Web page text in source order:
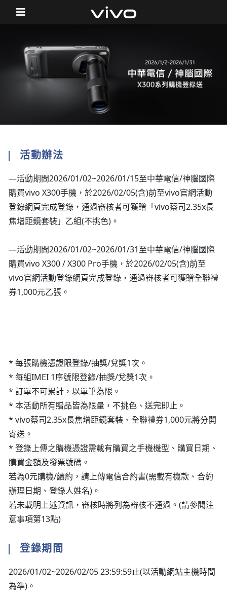
活動辦法
—活動期間2026/01/02~2026/01/15至中華電信/神腦國際
購買vivo X300手機，於2026/02/05(含)前至vivo官網活動
登錄網頁完成登錄，通過審核者可獲贈「vivo蔡司2.35x長
焦增距鏡套裝」乙組(不挑色)。
—活動期間2026/01/02~2026/01/31至中華電信/神腦國際
購買vivo X300 / X300 Pro手機，於2026/02/05(含)前至
vivo官網活動登錄網頁完成登錄，通過審核者可獲贈全聯禮
券1,000元乙張。
* 每張購機憑證限登錄/抽獎/兌獎1次。
* 每組IMEI 1序號限登錄/抽獎/兌獎1次。
* 訂單不可累計，以單筆為限。
* 本活動所有贈品皆為限量，不挑色、送完即止。
* vivo蔡司2.35x長焦增距鏡套裝、全聯禮券1,000元將分開
寄送。
* 登錄上傳之購機憑證需載有購買之手機機型、購買日期、
購買金額及發票號碼。
若為0元購機/續約，請上傳電信合約書(需載有機款、合約
辦理日期、登錄人姓名)。
若未載明上述資訊，審核時將列為審核不通過。(請參閱注
意事項第13點)
登錄期間
2026/01/02~2026/02/05 23:59:59止(以活動網站主機時間
為準)。